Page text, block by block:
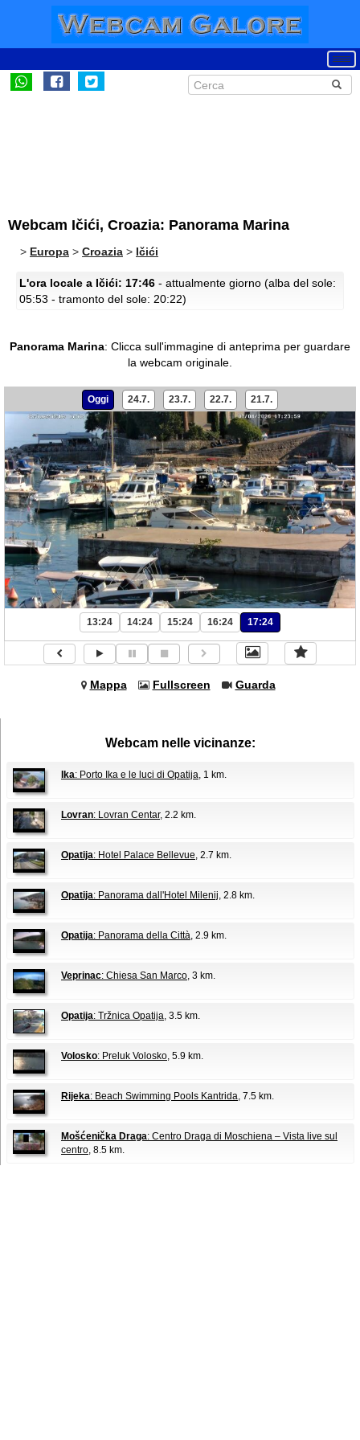
Webcam Ičići, Croazia: Panorama Marina
> Europa > Croazia > Ičići
L'ora locale a Ičići: 17:46 - attualmente giorno (alba del sole:
05:53 - tramonto del sole: 20:22)
Panorama Marina: Clicca sull'immagine di anteprima per guardare
la webcam originale.
Oggi 24.7. 23.7. 22.7. 21.7.
13:24 14:24 15:24 16:24 17:24
Mappa Fullscreen Guarda
Webcam nelle vicinanze:
Ika: Porto Ika e le luci di Opatija, 1 km.
Lovran: Lovran Centar, 2.2 km.
Opatija: Hotel Palace Bellevue, 2.7 km.
Opatija: Panorama dall'Hotel Milenij, 2.8 km.
Opatija: Panorama della Città, 2.9 km.
Veprinac: Chiesa San Marco, 3 km.
Opatija: Tržnica Opatija, 3.5 km.
Volosko: Preluk Volosko, 5.9 km.
Rijeka: Beach Swimming Pools Kantrida, 7.5 km.
Mošćenička Draga: Centro Draga di Moschiena – Vista live sul
centro, 8.5 km.